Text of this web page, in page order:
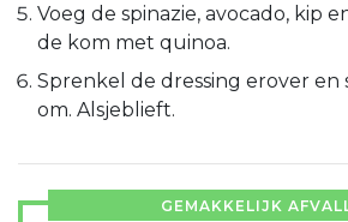
Voeg de spinazie, avocado, kip
de kom met quinoa.
Sprenkel de dressing erover en
om. Alsjeblieft.
GEMAKKELIJK